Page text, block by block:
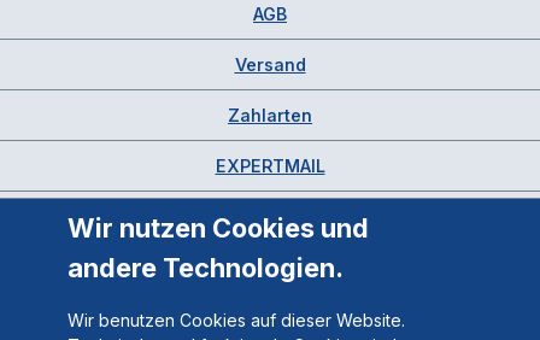
AGB
Versand
Zahlarten
EXPERTMAIL
Wir nutzen Cookies und
andere Technologien.
Wir benutzen Cookies auf dieser Website.